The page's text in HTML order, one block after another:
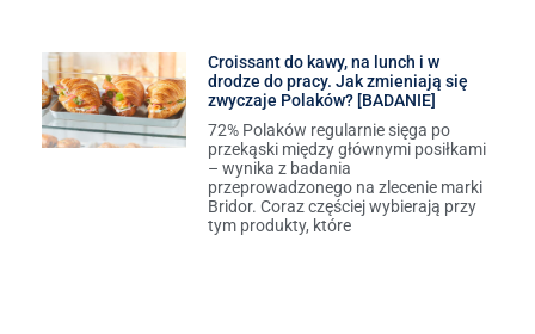
Croissant do kawy, na lunch i w
drodze do pracy. Jak zmieniają się
zwyczaje Polaków? [BADANIE]
72% Polaków regularnie sięga po
przekąski między głównymi posiłkami
– wynika z badania
przeprowadzonego na zlecenie marki
Bridor. Coraz częściej wybierają przy
tym produkty, które